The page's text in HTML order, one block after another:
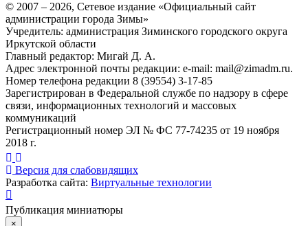
© 2007 – 2026, Сетевое издание «Официальный сайт
администрации города Зимы»
Учредитель: администрация Зиминского городского округа
Иркутской области
Главный редактор: Мигай Д. А.
Адрес электронной почты редакции: e-mail: mail@zimadm.ru.
Номер телефона редакции 8 (39554) 3-17-85
Зарегистрирован в Федеральной службе по надзору в сфере
связи, информационных технологий и массовых
коммуникаций
Регистрационный номер ЭЛ № ФС 77-74235 от 19 ноября
2018 г.
Версия для слабовидящих
Разработка сайта: Виртуальные технологии
Публикация миниатюры
×